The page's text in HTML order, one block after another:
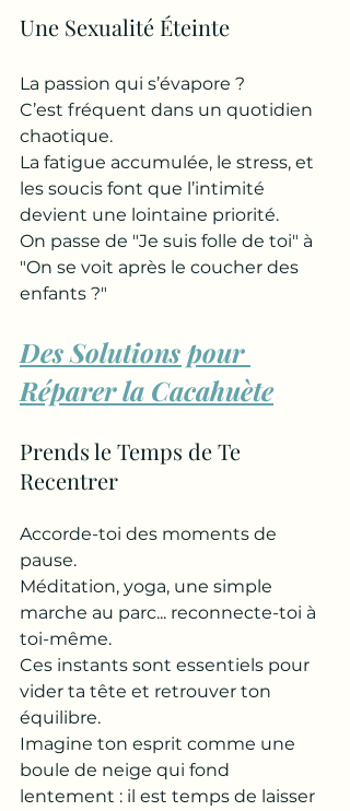
Une Sexualité Éteinte
La passion qui s’évapore ?
C’est fréquent dans un quotidien
chaotique.
La fatigue accumulée, le stress, et
les soucis font que l’intimité
devient une lointaine priorité.
On passe de "Je suis folle de toi" à
"On se voit après le coucher des
enfants ?"
Des Solutions pour
Réparer la Cacahuète
Prends le Temps de Te
Recentrer
Accorde-toi des moments de
pause.
Méditation, yoga, une simple
marche au parc... reconnecte-toi à
toi-même.
Ces instants sont essentiels pour
vider ta tête et retrouver ton
équilibre.
Imagine ton esprit comme une
boule de neige qui fond
lentement : il est temps de laisser